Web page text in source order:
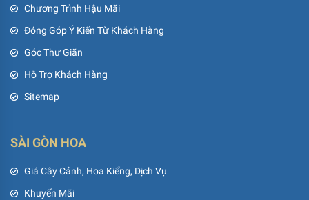
Chương Trình Hậu Mãi
Đóng Góp Ý Kiến Từ Khách Hàng
Góc Thư Giãn
Hỗ Trợ Khách Hàng
Sitemap
SÀI GÒN HOA
Giá Cây Cảnh, Hoa Kiểng, Dịch Vụ
Khuyến Mãi